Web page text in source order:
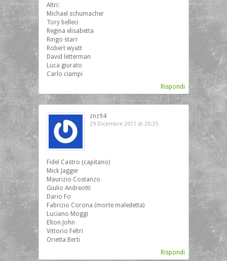
Altri:
Michael schumacher
Tory belleci
Regina elisabetta
Ringo starr
Robert wyatt
David letterman
Luca giurato
Carlo ciampi
Rispondi
znz94
29 Dicembre 2011 at 20:35
Fidel Castro (capitano)
Mick Jagger
Maurizio Costanzo
Giulio Andreotti
Dario Fo
Fabrizio Corona (morte maledetta)
Luciano Moggi
Elton John
Vittorio Feltri
Orietta Berti
Rispondi